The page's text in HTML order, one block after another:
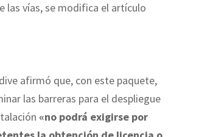
las vías, se modifica el artículo
afirmó que, con este paquete,
las barreras para el despliegue
«no podrá exigirse por